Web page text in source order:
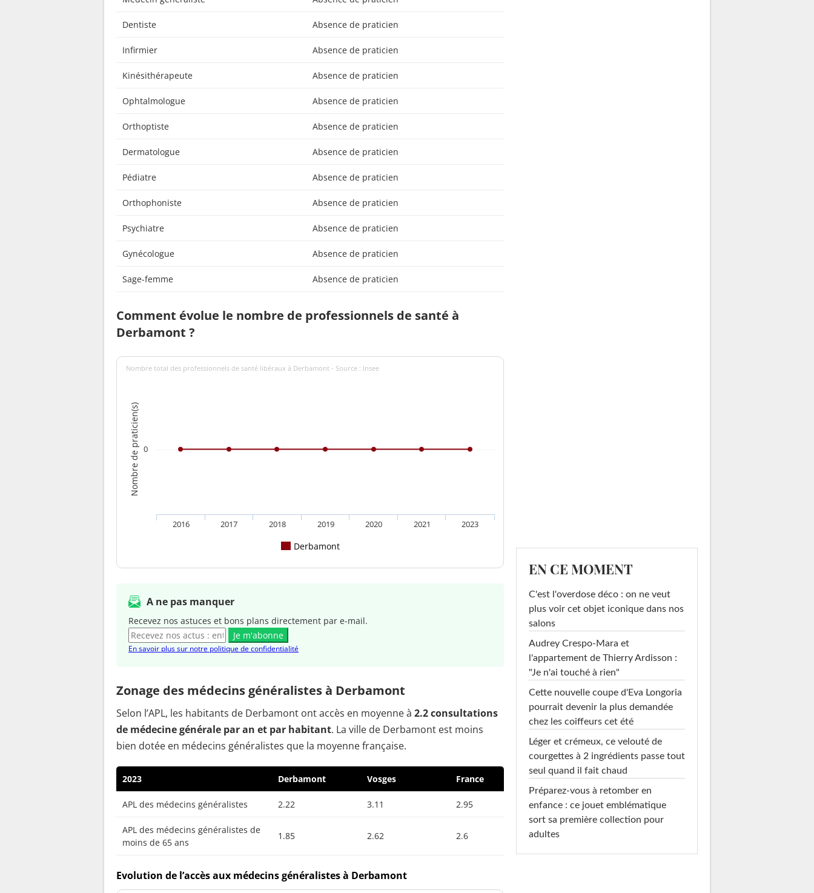
Dentiste Absence de praticien
Infirmier Absence de praticien
Kinésithérapeute Absence de praticien
Ophtalmologue Absence de praticien
Orthoptiste Absence de praticien
Dermatologue Absence de praticien
Pédiatre Absence de praticien
Orthophoniste Absence de praticien
Psychiatre Absence de praticien
Gynécologue Absence de praticien
Sage-femme Absence de praticien
Comment évolue le nombre de professionnels de santé à
Derbamont ?
Nombre de praticien(s)
Nombre total des professionnels de santé libéraux à Derbamont - Source : Insee
Derbamont
2016 2017 2018 2019 2020 2021 2023
0
A ne pas manquer
Recevez nos astuces et bons plans directement par e-mail.
Je m'abonne
En savoir plus sur notre politique de confidentialité
Zonage des médecins généralistes à Derbamont
Selon l’APL, les habitants de Derbamont ont accès en moyenne à 2.2 consultations
de médecine générale par an et par habitant. La ville de Derbamont est moins
bien dotée en médecins généralistes que la moyenne française.
2023 Derbamont Vosges France
APL des médecins généralistes 2.22 3.11 2.95
APL des médecins généralistes de
moins de 65 ans
1.85 2.62 2.6
Evolution de l’accès aux médecins généralistes à Derbamont
EN CE MOMENT
C'est l'overdose déco : on ne veut
plus voir cet objet iconique dans nos
salons
Audrey Crespo-Mara et
l'appartement de Thierry Ardisson :
"Je n'ai touché à rien"
Cette nouvelle coupe d'Eva Longoria
pourrait devenir la plus demandée
chez les coiffeurs cet été
Léger et crémeux, ce velouté de
courgettes à 2 ingrédients passe tout
seul quand il fait chaud
Préparez-vous à retomber en
enfance : ce jouet emblématique
sort sa première collection pour
adultes